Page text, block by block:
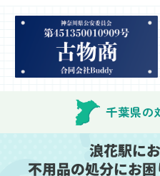
んが手際よく片付けてく
れたので、部屋が驚くほ
どスッキリしました。自
分では手が回らなかった
場所も含め、プロの力を
実感しました。
特に、物が散乱していた
部屋の整理や、細かなア
イテムの仕分けを迅速か
つ丁寧に対応していただ
けたのがありがたかった
千葉県の
浪花駅に
不用品の処分にお